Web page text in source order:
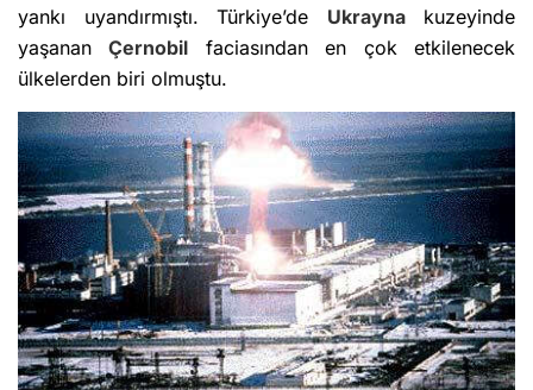
yankı uyandırmıştı. Türkiye’de Ukraynakuzeyinde
yaşananÇernobil faciasından en çok etkilenecek
ülkelerden biri olmuştu.